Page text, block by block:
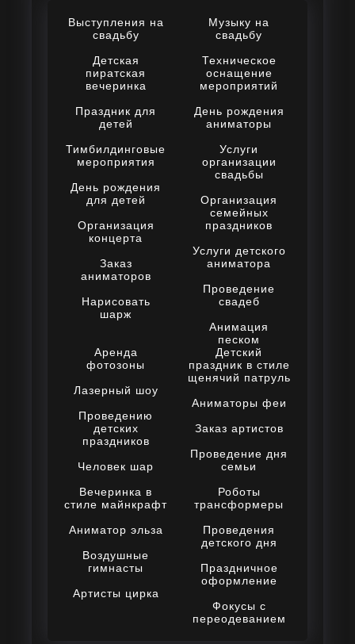
Выступления на
свадьбу
Детская
пиратская
вечеринка
Праздник для
детей
Тимбилдинговые
мероприятия
День рождения
для детей
Организация
концерта
Заказ
аниматоров
Нарисовать
шарж
Музыку на
свадьбу
Техническое
оснащение
мероприятий
День рождения
аниматоры
Услуги
организации
свадьбы
Организация
семейных
праздников
Услуги детского
аниматора
Проведение
свадеб
Анимация
песком
Аренда
фотозоны
Лазерный шоу
Проведению
детских
праздников
Человек шар
Вечеринка в
стиле майнкрафт
Аниматор эльза
Воздушные
гимнасты
Артисты цирка
Детский
праздник в стиле
щенячий патруль
Аниматоры феи
Заказ артистов
Проведение дня
семьи
Роботы
трансформеры
Проведения
детского дня
Праздничное
оформление
Фокусы с
переодеванием